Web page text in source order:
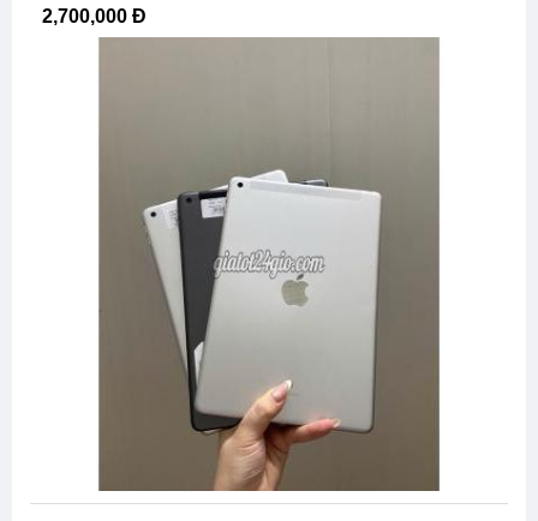
2,700,000 Đ